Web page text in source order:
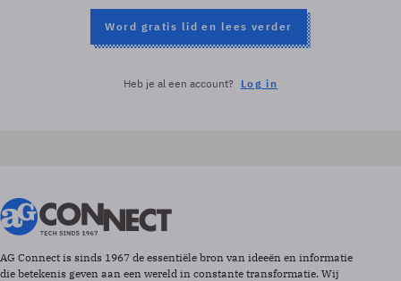
Word gratis lid en lees verder
Heb je al een account? Log in
AG Connect is sinds 1967 de essentiële bron van ideeën en informatie
die betekenis geven aan een wereld in constante transformatie. Wij